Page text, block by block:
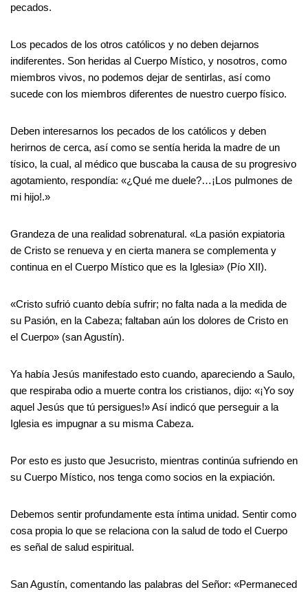
pecados.
Los pecados de los otros católicos y no deben dejarnos
indiferentes. Son heridas al Cuerpo Místico, y nosotros, como
miembros vivos, no podemos dejar de sentirlas, así como
sucede con los miembros diferentes de nuestro cuerpo físico.
Deben interesarnos los pecados de los católicos y deben
herirnos de cerca, así como se sentía herida la madre de un
tísico, la cual, al médico que buscaba la causa de su progresivo
agotamiento, respondía: «¿Qué me duele?…¡Los pulmones de
mi hijo!.»
Grandeza de una realidad sobrenatural. «La pasión expiatoria
de Cristo se renueva y en cierta manera se complementa y
continua en el Cuerpo Místico que es la Iglesia» (Pío XII).
«Cristo sufrió cuanto debía sufrir; no falta nada a la medida de
su Pasión, en la Cabeza; faltaban aún los dolores de Cristo en
el Cuerpo» (san Agustín).
Ya había Jesús manifestado esto cuando, apareciendo a Saulo,
que respiraba odio a muerte contra los cristianos, dijo: «¡Yo soy
aquel Jesús que tú persigues!» Así indicó que perseguir a la
Iglesia es impugnar a su misma Cabeza.
Por esto es justo que Jesucristo, mientras continúa sufriendo en
su Cuerpo Místico, nos tenga como socios en la expiación.
Debemos sentir profundamente esta íntima unidad. Sentir como
cosa propia lo que se relaciona con la salud de todo el Cuerpo
es señal de salud espiritual.
San Agustín, comentando las palabras del Señor: «Permaneced